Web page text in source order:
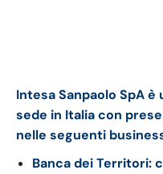
Intesa Sanpaolo SpA
sede in Italia con
nelle seguenti
Banca dei Territori: